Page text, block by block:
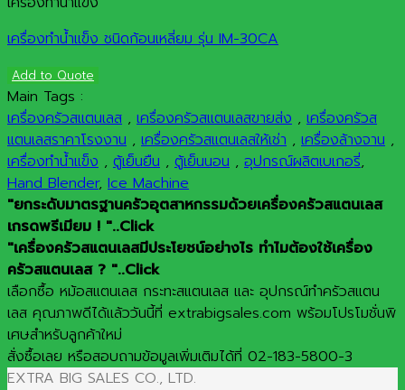
เครื่องทำน้ำแข็ง ชนิดก้อนเหลี่ยม รุ่น IM-30CA
Add to Quote
Main Tags :
เครื่องครัวสแตนเลส , เครื่องครัวสแตนเลสขายส่ง , เครื่องครัวส
แตนเลสราคาโรงงาน , เครื่องครัวสแตนเลสให้เช่า , เครื่องล้างจาน ,
เครื่องทำน้ำแข็ง , ตู้เย็นยืน , ตู้เย็นนอน , อุปกรณ์ผลิตเบเกอรี่,
Hand Blender, Ice Machine
"ยกระดับมาตรฐานครัวอุตสาหกรรมด้วยเครื่องครัวสแตนเลส
เกรดพรีเมียม ! "..Click
"เครื่องครัวสแตนเลสมีประโยชน์อย่างไร ทำไมต้องใช้เครื่อง
ครัวสแตนเลส ? "..Click
เลือกซื้อ หม้อสแตนเลส กระทะสแตนเลส และ อุปกรณ์ทำครัวสแตน
เลส คุณภาพดีได้แล้ววันนี้ที่ extrabigsales.com พร้อมโปรโมชั่นพิ
เศษสำหรับลูกค้าใหม่
สั่งซื้อเลย หรือสอบถามข้อมูลเพิ่มเติมได้ที่ 02-183-5800-3
EXTRA BIG SALES CO., LTD.